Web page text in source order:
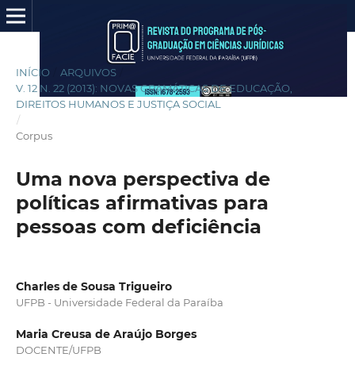
INÍCIO ARQUIVOS
V. 12 N. 22 (2013): NOVAS GRAMÁTICAS DE EDUCAÇÃO,
DIREITOS HUMANOS E JUSTIÇA SOCIAL
/
Corpus
Uma nova perspectiva de
políticas afirmativas para
pessoas com deficiência
Charles de Sousa Trigueiro
UFPB - Universidade Federal da Paraíba
Maria Creusa de Araújo Borges
DOCENTE/UFPB